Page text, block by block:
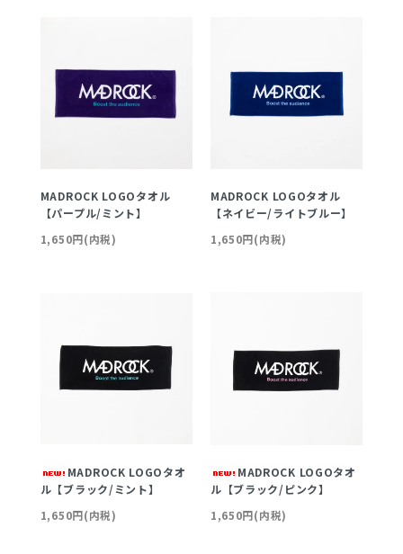
MADROCK LOGOタオル
【パープル/ミント】
1,650円(内税)
MADROCK LOGOタオル
【ネイビー/ライトブルー】
1,650円(内税)
MADROCK LOGOタオ
ル【ブラック/ミント】
1,650円(内税)
MADROCK LOGOタオ
ル【ブラック/ピンク】
1,650円(内税)